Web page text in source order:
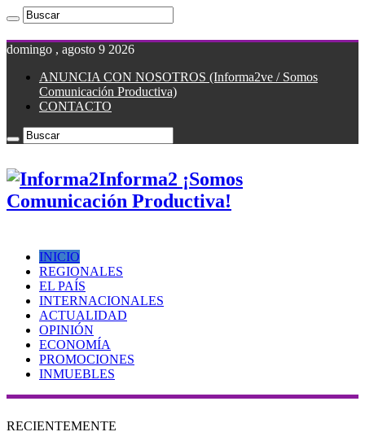
domingo , agosto 9 2026
ANUNCIA CON NOSOTROS (Informa2ve / Somos
Comunicación Productiva)
CONTACTO
Informa2 ¡Somos
Comunicación Productiva!
INICIO
REGIONALES
EL PAÍS
INTERNACIONALES
ACTUALIDAD
OPINIÓN
ECONOMÍA
PROMOCIONES
INMUEBLES
RECIENTEMENTE